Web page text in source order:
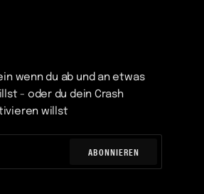
wenn du ab und an etwas
- oder du dein Crash
willst
ABONNIEREN